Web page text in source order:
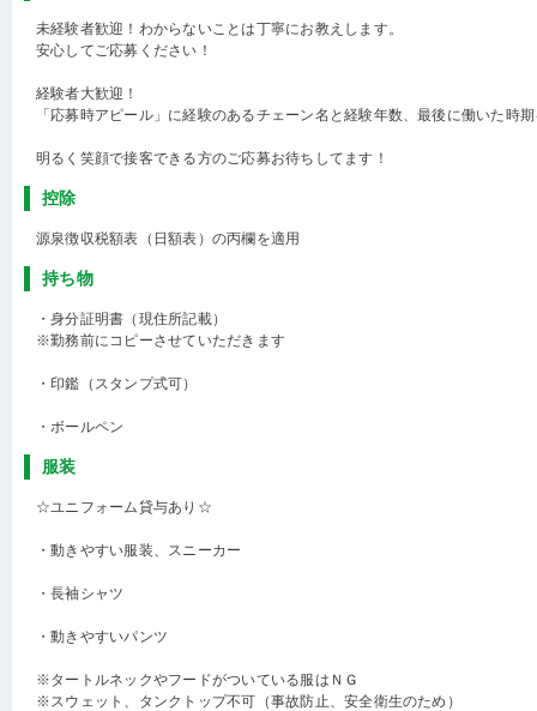
未経験者歓迎！わからないことは丁寧にお教えします。
安心してご応募ください！
経験者大歓迎！
「応募時アピール」に経験のあるチェーン名と経験年数、最後に働いた時
明るく笑顔で接客できる方のご応募お待ちしてます！
控除
源泉徴収税額表（日額表）の丙欄を適用
持ち物
・身分証明書（現住所記載）
※勤務前にコピーさせていただきます
・印鑑（スタンプ式可）
・ボールペン
服装
☆ユニフォーム貸与あり☆
・動きやすい服装、スニーカー
・長袖シャツ
・動きやすいパンツ
※タートルネックやフードがついている服はＮＧ
※スウェット、タンクトップ不可（事故防止、安全衛生のため）